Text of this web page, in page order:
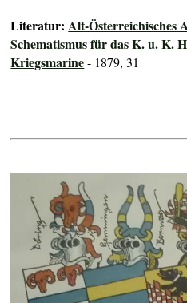
Literatur: Alt-Österreichisches
Schematismus für das K. u. K.
Kriegsmarine- 1879, 31